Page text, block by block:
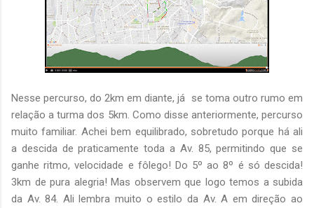
Nesse percurso, do 2km em diante, já se toma outro rumo em
relação a turma dos 5km. Como disse anteriormente, percurso
muito familiar. Achei bem equilibrado, sobretudo porque há ali
a descida de praticamente toda a Av. 85, permitindo que se
ganhe ritmo, velocidade e fôlego! Do 5º ao 8º é só descida!
3km de pura alegria! Mas observem que logo temos a subida
da Av. 84. Ali lembra muito o estilo da Av. A em direção ao